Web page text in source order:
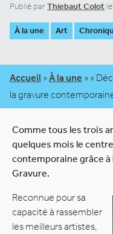
Publié parThiebaut Colot
À la une Art
Accueil » À la une » «
la gravure
Comme tous les trois
quelques mois le
contemporaine grâce à
Gravure.
Reconnue pour sa
capacité à rassembler
les meilleurs artistes,